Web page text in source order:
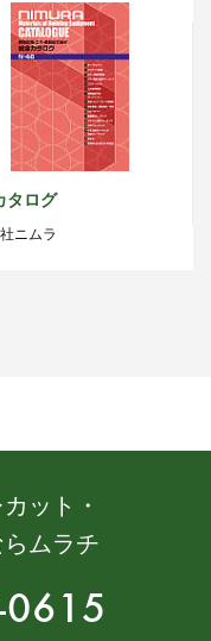
タログ
ニムラ
ット・
ムラチ